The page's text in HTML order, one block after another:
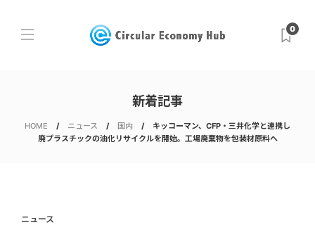
0
新着記事
HOME ニュース 国内
キッコーマン、CFP・三井化学と連携し
廃プラスチックの油化リサイクルを開始。工場廃棄物を包装材原料へ
ニュース